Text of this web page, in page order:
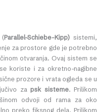
Parallel-Schiebe-Kipp) sistemi,
za prostore gde je potrebno
otvaranja. Ovaj sistem se
koriste i za okretno-nagibne
prozore i vrata ogleda se u
za psk sisteme. Prilikom
odvoji od rama za oko
preko fiksnog dela. Prilikom